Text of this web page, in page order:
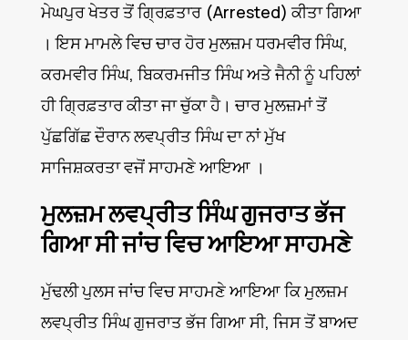
ਮੇਘਪੁਰ ਖੇਤਰ ਤੋਂ ਗ੍ਰਿਫ਼ਤਾਰ (Arrested) ਕੀਤਾ ਗਿਆ
। ਇਸ ਮਾਮਲੇ ਵਿਚ ਚਾਰ ਹੋਰ ਮੁਲਜ਼ਮ ਧਰਮਵੀਰ ਸਿੰਘ,
ਕਰਮਵੀਰ ਸਿੰਘ, ਬਿਕਰਮਜੀਤ ਸਿੰਘ ਅਤੇ ਜੈਨੀ ਨੂੰ ਪਹਿਲਾਂ
ਹੀ ਗ੍ਰਿਫ਼ਤਾਰ ਕੀਤਾ ਜਾ ਚੁੱਕਾ ਹੈ। ਚਾਰ ਮੁਲਜ਼ਮਾਂ ਤੋਂ
ਪੁੱਛਗਿੱਛ ਦੌਰਾਨ ਲਵਪ੍ਰੀਤ ਸਿੰਘ ਦਾ ਨਾਂ ਮੁੱਖ
ਸਾਜਿਸ਼ਕਰਤਾ ਵਜੋਂ ਸਾਹਮਣੇ ਆਇਆ ।
ਮੁਲਜ਼ਮ ਲਵਪ੍ਰੀਤ ਸਿੰਘ ਗੁਜਰਾਤ ਭੱਜ
ਗਿਆ ਸੀ ਜਾਂਚ ਵਿਚ ਆਇਆ ਸਾਹਮਣੇ
ਮੁੱਢਲੀ ਪੁਲਸ ਜਾਂਚ ਵਿਚ ਸਾਹਮਣੇ ਆਇਆ ਕਿ ਮੁਲਜ਼ਮ
ਲਵਪ੍ਰੀਤ ਸਿੰਘ ਗੁਜਰਾਤ ਭੱਜ ਗਿਆ ਸੀ, ਜਿਸ ਤੋਂ ਬਾਅਦ